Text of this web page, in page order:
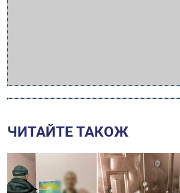
ЧИТАЙТЕ ТАКОЖ